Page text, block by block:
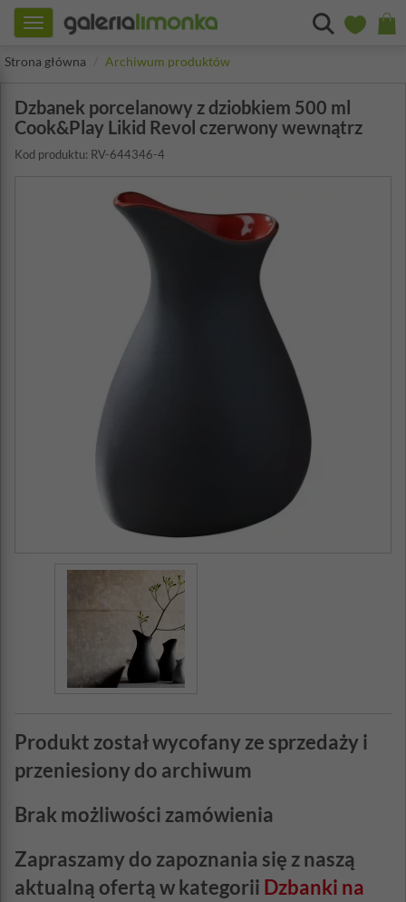
Toggle
navigation
Strona główna
Archiwum produktów
Dzbanek porcelanowy z dziobkiem 500 ml
Cook&Play Likid Revol czerwony wewnątrz
Kod produktu: RV-644346-4
Produkt został wycofany ze sprzedaży i
przeniesiony do archiwum
Brak możliwości zamówienia
Zapraszamy do zapoznania się z naszą
aktualną ofertą w kategorii Dzbanki na